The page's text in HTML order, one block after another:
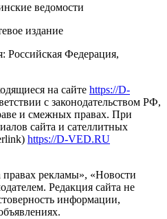
ведомости
издание
Российская Федерация,
на сайте https://D-
с законодательством РФ,
и смежных правах. При
сайта и сателлитных
https://D-VED.RU
рекламы», «Новости
Редакция сайта не
информации,